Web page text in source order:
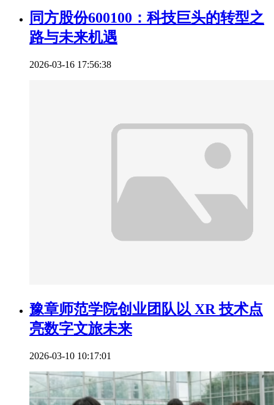
同方股份600100：科技巨头的转型之
路与未来机遇
2026-03-16 17:56:38
豫章师范学院创业团队以 XR 技术点
亮数字文旅未来
2026-03-10 10:17:01